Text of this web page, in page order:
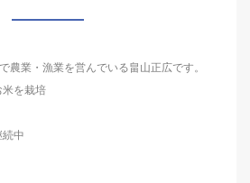
農業・漁業を営んでいる畠山正広です。
を栽培
中